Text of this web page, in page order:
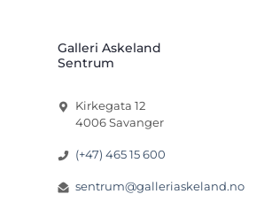
Galleri Askeland
Sentrum
Kirkegata 12
4006 Savanger
(+47) 465 15 600
sentrum@galleriaskeland.no